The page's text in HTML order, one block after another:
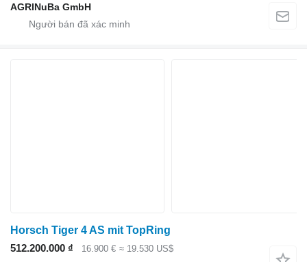
AGRINuBa GmbH
Horsch Tiger 4 AS mit TopRing
512.200.000 ₫
16.900 € ≈ 19.530 US$